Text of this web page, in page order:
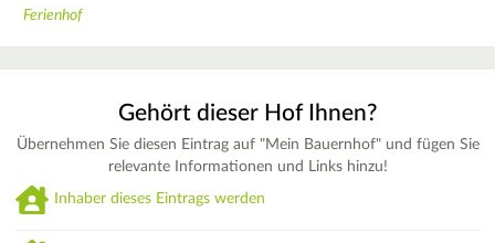
Ferienhof
Gehört dieser Hof Ihnen?
Übernehmen Sie diesen Eintrag auf "Mein Bauernhof" und fügen Sie
relevante Informationen und Links hinzu!
Inhaber dieses Eintrags werden